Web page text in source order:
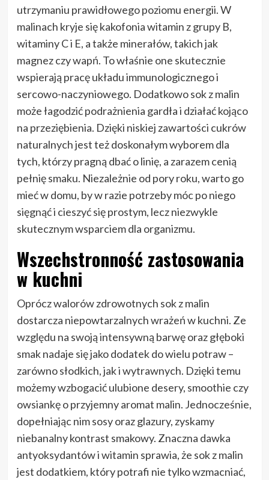
utrzymaniu prawidłowego poziomu energii. W
malinach kryje się kakofonia witamin z grupy B,
witaminy C i E, a także minerałów, takich jak
magnez czy wapń. To właśnie one skutecznie
wspierają pracę układu immunologicznego i
sercowo-naczyniowego. Dodatkowo sok z malin
może łagodzić podrażnienia gardła i działać kojąco
na przeziębienia. Dzięki niskiej zawartości cukrów
naturalnych jest też doskonałym wyborem dla
tych, którzy pragną dbać o linię, a zarazem cenią
pełnię smaku. Niezależnie od pory roku, warto go
mieć w domu, by w razie potrzeby móc po niego
sięgnąć i cieszyć się prostym, lecz niezwykle
skutecznym wsparciem dla organizmu.
Wszechstronność zastosowania
w kuchni
Oprócz walorów zdrowotnych sok z malin
dostarcza niepowtarzalnych wrażeń w kuchni. Ze
względu na swoją intensywną barwę oraz głęboki
smak nadaje się jako dodatek do wielu potraw –
zarówno słodkich, jak i wytrawnych. Dzięki temu
możemy wzbogacić ulubione desery, smoothie czy
owsiankę o przyjemny aromat malin. Jednocześnie,
dopełniając nim sosy oraz glazury, zyskamy
niebanalny kontrast smakowy. Znaczna dawka
antyoksydantów i witamin sprawia, że sok z malin
jest dodatkiem, który potrafi nie tylko wzmacniać,